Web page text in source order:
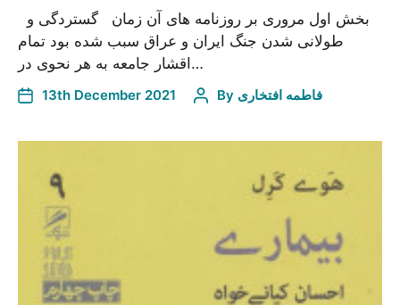
طولانی شدن جنگ ایران و عراق سبب شده بود تمام
اقشار جامعه به هر نحوی در…
13th December 2021 By فاطمه افتخاری